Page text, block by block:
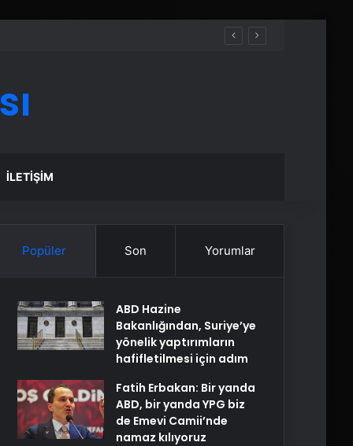
İLETIŞIM
Popüler Son Yorumlar
ABD Hazine
Bakanlığından, Suriye’ye
yönelik yaptırımların
hafifletilmesi için adım
Fatih Erbakan: Bir yanda
ABD, bir yanda YPG biz
de Emevi Camii’nde
namaz kılıyoruz